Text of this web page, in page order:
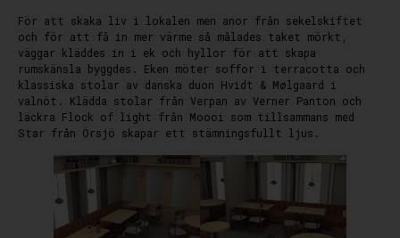
För att skaka liv i lokalen men anor från sekelskiftet
och för att få in mer värme så målades taket mörkt,
väggar kläddes in i ek och hyllor för att skapa
rumskänsla byggdes. Eken möter soffor i terracotta och
klassiska stolar av danska duon Hvidt & Mølgaard i
valnöt. Klädda stolar från Verpan av Verner Panton och
läckra Flock of light från Moooi som tillsammans med
Star från Örsjö skapar ett stämningsfullt ljus.